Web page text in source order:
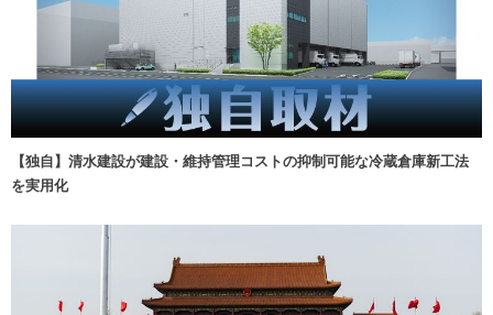
【独自】清水建設が建設・維持管理コストの抑制可能な冷蔵倉庫新工法
を実用化